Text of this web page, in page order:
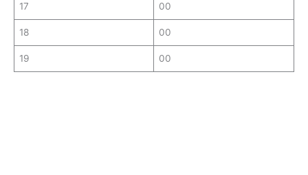
17 00
18 00
19 00